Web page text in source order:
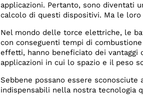
applicazioni. Pertanto, sono diventati
calcolo di questi dispositivi. Ma le
Nel mondo delle torce elettriche, le
con conseguenti tempi di
effetti, hanno beneficiato dei vantaggi
applicazioni in cui lo spazio e il peso
Sebbene possano essere
indispensabili nella nostra tecnologia